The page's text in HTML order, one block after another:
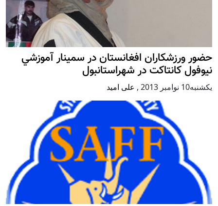
حضور ورزشکاران افغانستان در سمينار آموزشي
نيوفول كانتاكت در شهراستانبول
يكشنبه10 نوامبر 2013 , علی امید